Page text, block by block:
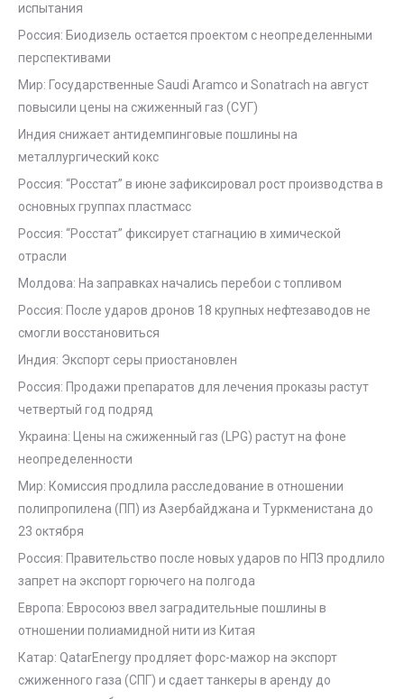
испытания
Россия: Биодизель остается проектом с неопределенными
перспективами
Мир: Государственные Saudi Aramco и Sonatrach на август
повысили цены на сжиженный газ (СУГ)
Индия снижает антидемпинговые пошлины на
металлургический кокс
Россия: “Росстат” в июне зафиксировал рост производства в
основных группах пластмасс
Россия: “Росстат” фиксирует стагнацию в химической
отрасли
Молдова: На заправках начались перебои с топливом
Россия: После ударов дронов 18 крупных нефтезаводов не
смогли восстановиться
Индия: Экспорт серы приостановлен
Россия: Продажи препаратов для лечения проказы растут
четвертый год подряд
Украина: Цены на сжиженный газ (LPG) растут на фоне
неопределенности
Мир: Комиссия продлила расследование в отношении
полипропилена (ПП) из Азербайджана и Туркменистана до
23 октября
Россия: Правительство после новых ударов по НПЗ продлило
запрет на экспорт горючего на полгода
Европа: Евросоюз ввел заградительные пошлины в
отношении полиамидной нити из Китая
Катар: QatarEnergy продляет форс-мажор на экспорт
сжиженного газа (СПГ) и сдает танкеры в аренду до